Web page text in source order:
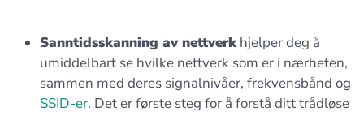
Sanntidsskanning av nettverk hjelper deg å
umiddelbart se hvilke nettverk som er i nærheten,
sammen med deres signalnivåer, frekvensbånd og
SSID-er. Det er første steg for å forstå ditt trådløse